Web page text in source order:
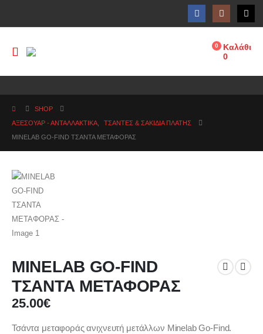
0
Καλάθι
0
SHOP
ΑΞΕΣΟΥΑΡ - ΑΝΤΑΛΛΑΚΤΙΚΑ
ΤΣΆΝΤΕΣ & ΣΑΚΊΔΙΑ ΠΛΆΤΗΣ
MINELAB GO-FIND ΤΣΑΝΤΑ ΜΕΤΑΦΟΡΑΣ
MINELAB GO-FIND
ΤΣΑΝΤΑ ΜΕΤΑΦΟΡΑΣ
25.00€
Τσάντα μεταφοράς ανιχνευτή μετάλλων Minelab Go-Find.